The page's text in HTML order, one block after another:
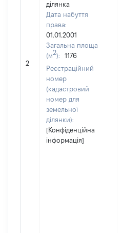
2
ділянка
Дата набуття
права:
01.01.2001
Загальна площа
(м2):
1176
Реєстраційний
номер
(кадастровий
номер для
земельної
ділянки):
[Конфіденційна
інформація]